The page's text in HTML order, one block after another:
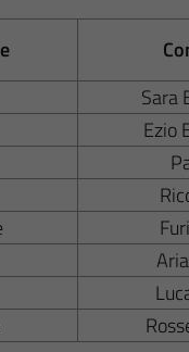
Sara
Ezio